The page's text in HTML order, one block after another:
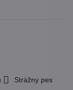
Strážny pes